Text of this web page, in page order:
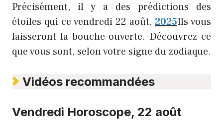
Précisément, il y a des prédictions des
étoiles qui ce vendredi 22 août, 2025Ils vous
laisseront la bouche ouverte. Découvrez ce
que vous sont, selon votre signe du zodiaque.
Vidéos recommandées
Vendredi Horoscope, 22 août